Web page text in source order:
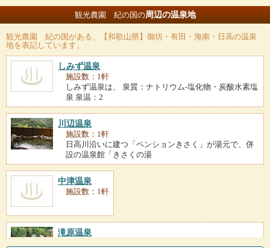
観光農園 紀の国の周辺の温泉地
観光農園 紀の国 がある、【和歌山県】御坊・有田・海南・日高の温泉
地を表記しています。
しみず温泉
施設数：1軒
しみず温泉は、 泉質：ナトリウム-塩化物・炭酸水素塩
泉 泉温：2
川辺温泉
施設数：1軒
日高川沿いに建つ「ペンションきさく」が湯元で、併
設の温泉館「きさくの湯
中津温泉
施設数：1軒
滝原温泉